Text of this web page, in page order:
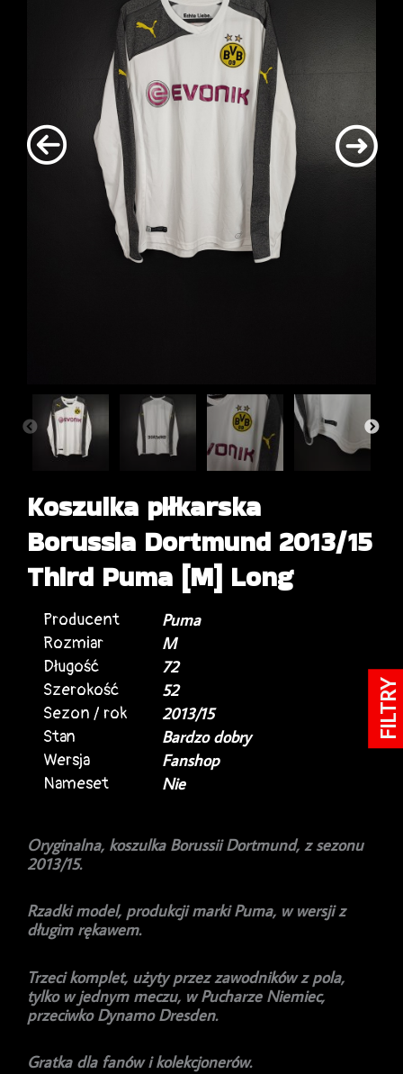
Koszulka piłkarska
Borussia Dortmund 2013/15
Third Puma [M] Long
Producent
Puma
Rozmiar
M
Długość
72
Szerokość
52
Sezon / rok
2013/15
Stan
Bardzo dobry
Wersja
Fanshop
Nameset
Nie
Oryginalna, koszulka Borussii Dortmund, z sezonu
2013/15.
Rzadki model, produkcji marki Puma, w wersji z
długim rękawem.
Trzeci komplet, użyty przez zawodników z pola,
tylko w jednym meczu, w Pucharze Niemiec,
przeciwko Dynamo Dresden.
Gratka dla fanów i kolekcjonerów.
FILTRY